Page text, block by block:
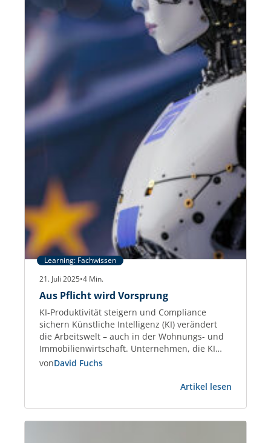
Learning: Fachwissen
21. Juli 2025•4 Min.
Aus Pflicht wird Vorsprung
KI-Produktivität steigern und Compliance
sichern Künstliche Intelligenz (KI) verändert
die Arbeitswelt – auch in der Wohnungs- und
Immobilienwirtschaft. Unternehmen, die KI
gezielt einsetzen, steigern die Effizienz bei
Dokumentenmanagement um bis zu 45 %.
belegen diesen Produktivitätsgewinn
eindeutig. Gleichzeitig treten neue Regeln in
vonDavid Fuchs
Artikel lesen
Pflicht
wird